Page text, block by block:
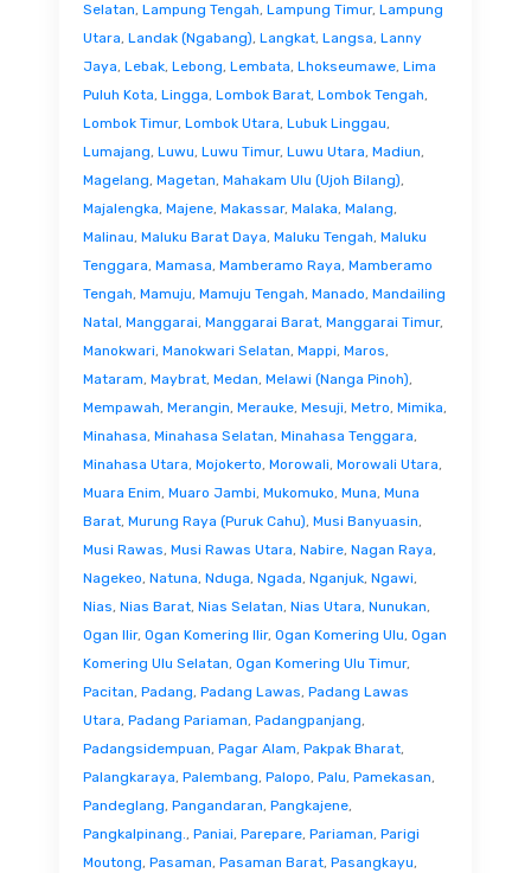
Selatan, Lampung Tengah, Lampung Timur, Lampung
Utara, Landak (Ngabang), Langkat, Langsa, Lanny
Jaya, Lebak, Lebong, Lembata, Lhokseumawe, Lima
Puluh Kota, Lingga, Lombok Barat, Lombok Tengah,
Lombok Timur, Lombok Utara, Lubuk Linggau,
Lumajang, Luwu, Luwu Timur, Luwu Utara, Madiun,
Magelang, Magetan, Mahakam Ulu (Ujoh Bilang),
Majalengka, Majene, Makassar, Malaka, Malang,
Malinau, Maluku Barat Daya, Maluku Tengah, Maluku
Tenggara, Mamasa, Mamberamo Raya, Mamberamo
Tengah, Mamuju, Mamuju Tengah, Manado, Mandailing
Natal, Manggarai, Manggarai Barat, Manggarai Timur,
Manokwari, Manokwari Selatan, Mappi, Maros,
Mataram, Maybrat, Medan, Melawi (Nanga Pinoh),
Mempawah, Merangin, Merauke, Mesuji, Metro, Mimika,
Minahasa, Minahasa Selatan, Minahasa Tenggara,
Minahasa Utara, Mojokerto, Morowali, Morowali Utara,
Muara Enim, Muaro Jambi, Mukomuko, Muna, Muna
Barat, Murung Raya (Puruk Cahu), Musi Banyuasin,
Musi Rawas, Musi Rawas Utara, Nabire, Nagan Raya,
Nagekeo, Natuna, Nduga, Ngada, Nganjuk, Ngawi,
Nias, Nias Barat, Nias Selatan, Nias Utara, Nunukan,
Ogan Ilir, Ogan Komering Ilir, Ogan Komering Ulu, Ogan
Komering Ulu Selatan, Ogan Komering Ulu Timur,
Pacitan, Padang, Padang Lawas, Padang Lawas
Utara, Padang Pariaman, Padangpanjang,
Padangsidempuan, Pagar Alam, Pakpak Bharat,
Palangkaraya, Palembang, Palopo, Palu, Pamekasan,
Pandeglang, Pangandaran, Pangkajene,
Pangkalpinang., Paniai, Parepare, Pariaman, Parigi
Moutong, Pasaman, Pasaman Barat, Pasangkayu,